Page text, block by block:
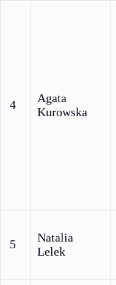
4
Agata
Kurowska
5
Natalia
Lelek